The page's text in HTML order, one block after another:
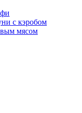
с кэробом
мясом